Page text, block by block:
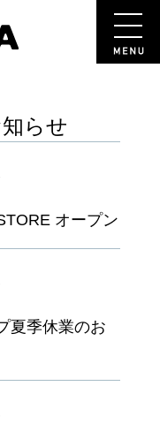
らせ
オープン
夏季休業のお